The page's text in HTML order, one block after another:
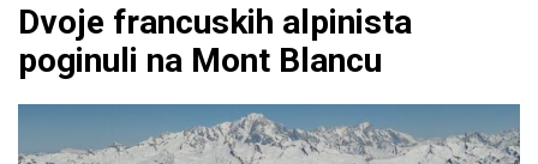
Dvoje francuskih alpinista
poginuli na Mont Blancu